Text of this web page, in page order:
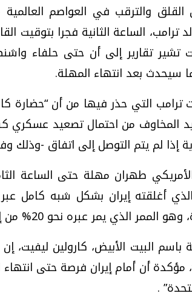
والترقب في العواصم
ترامب، الساعة الثانية فجرا بتوقيت
تشير تقارير إلى أن حتى حلفاء
سيحدث بعد انتهاء المهلة.
ترامب التي حذر فيها من أن “حضارة
المخاوف من احتمال تصعيد عسكري
إذا لم يتم التوصل إلى اتفاق -وذلك
طهران مهلة حتى الساعة
أغلقته إيران بشكل شبه كامل
الذي يمر عبره نحو 20% من إمدادات النفط العالمية.
باسم البيت الأبيض، كارولين ليفيت،
أن أمام إيران فرصة حتى انتهاء
.
فيديو.. الإعلام الرقمي.. تقنيات
وتحديات هائلة
الخميس، 30 يوليو 2026 01:09 م
تحدث وكيف